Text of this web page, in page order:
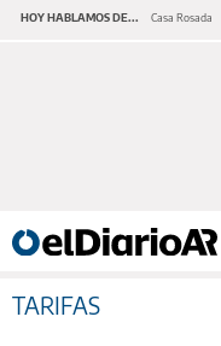
HOY HABLAMOS DE... Casa Rosada
TARIFAS